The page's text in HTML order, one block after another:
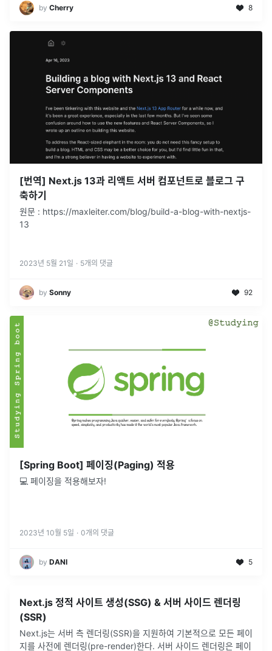
by Cherry 8
[번역] Next.js 13과 리액트 서버 컴포넌트로 블로그 구
축하기
원문 : https://maxleiter.com/blog/build-a-blog-with-nextjs-
13
2023년 5월 21일 · 5개의 댓글
by Sonny 92
[Spring Boot] 페이징(Paging) 적용
💻 페이징을 적용해보자!
2023년 10월 5일 · 0개의 댓글
by DANI 5
Next.js 정적 사이트 생성(SSG) & 서버 사이드 렌더링
(SSR)
Next.js는 서버 측 렌더링(SSR)을 지원하여 기본적으로 모든 페이
지를 사전에 렌더링(pre-render)한다. 서버 사이드 렌더링은 페이